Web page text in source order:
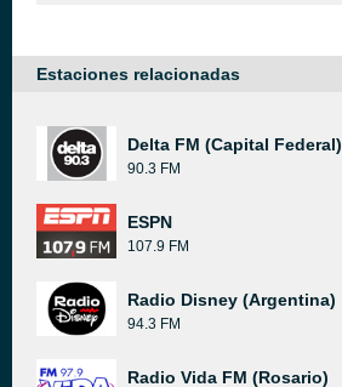
Estaciones relacionadas
Delta FM (Capital Federal)
90.3 FM
ESPN
107.9 FM
Radio Disney (Argentina)
94.3 FM
Radio Vida FM (Rosario)